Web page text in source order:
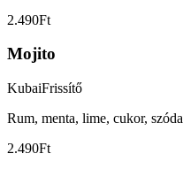
2.490Ft
Mojito
KubaiFrissítő
Rum, menta, lime, cukor, szóda
2.490Ft